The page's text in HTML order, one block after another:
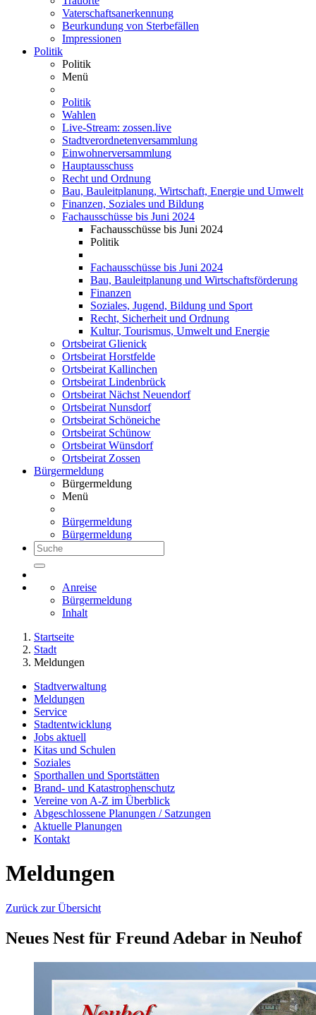
Vaterschaftsanerkennung
Beurkundung von Sterbefällen
Impressionen
Politik
Politik
Menü
Politik
Wahlen
Live-Stream: zossen.live
Stadtverordnetenversammlung
Einwohnerversammlung
Hauptausschuss
Recht und Ordnung
Bau, Bauleitplanung, Wirtschaft, Energie und Umwelt
Finanzen, Soziales und Bildung
Fachausschüsse bis Juni 2024
Fachausschüsse bis Juni 2024
Politik
Fachausschüsse bis Juni 2024
Bau, Bauleitplanung und Wirtschaftsförderung
Finanzen
Soziales, Jugend, Bildung und Sport
Recht, Sicherheit und Ordnung
Kultur, Tourismus, Umwelt und Energie
Ortsbeirat Glienick
Ortsbeirat Horstfelde
Ortsbeirat Kallinchen
Ortsbeirat Lindenbrück
Ortsbeirat Nächst Neuendorf
Ortsbeirat Nunsdorf
Ortsbeirat Schöneiche
Ortsbeirat Schünow
Ortsbeirat Wünsdorf
Ortsbeirat Zossen
Bürgermeldung
Bürgermeldung
Menü
Bürgermeldung
Bürgermeldung
Anreise
Bürgermeldung
Inhalt
Startseite
Stadt
Meldungen
Stadtverwaltung
Meldungen
Service
Stadtentwicklung
Jobs aktuell
Kitas und Schulen
Soziales
Sporthallen und Sportstätten
Brand- und Katastrophenschutz
Vereine von A-Z im Überblick
Abgeschlossene Planungen / Satzungen
Aktuelle Planungen
Kontakt
Meldungen
Zurück zur Übersicht
Neues Nest für Freund Adebar in Neuhof